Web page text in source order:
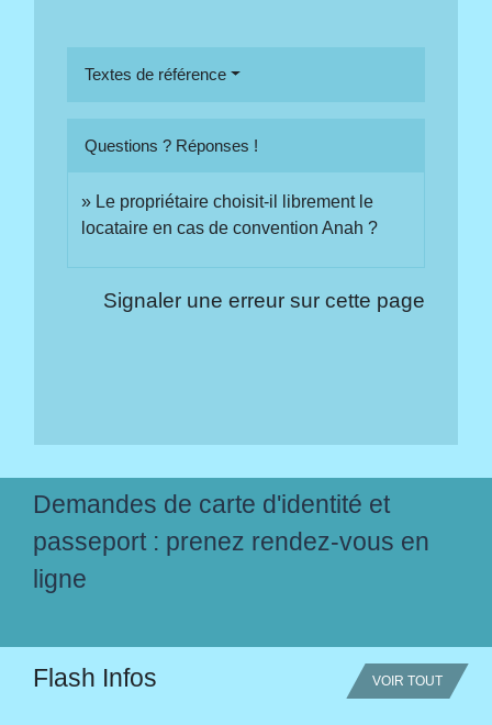
Textes de référence
Questions ? Réponses !
Le propriétaire choisit-il librement le
locataire en cas de convention Anah ?
Signaler une erreur sur cette page
Demandes de carte d'identité et
passeport : prenez rendez-vous en
ligne
Flash Infos VOIR TOUT